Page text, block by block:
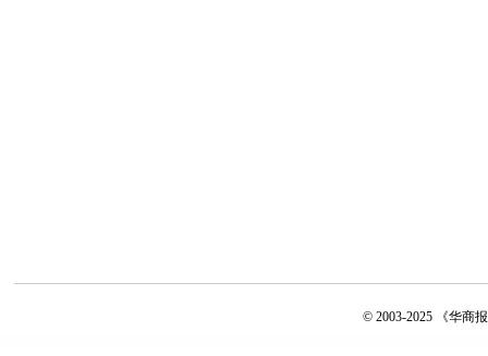
© 2003-2025 《华商